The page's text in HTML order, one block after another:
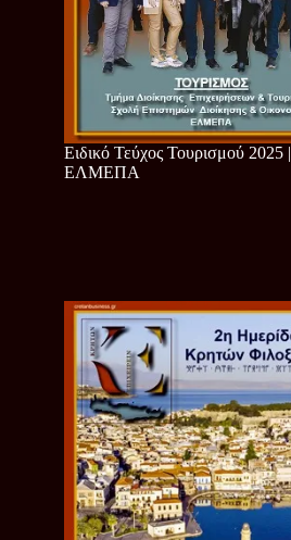
Ειδικό Τεύχος Τουρισμού 2025 |
ΕΛΜΕΠΑ